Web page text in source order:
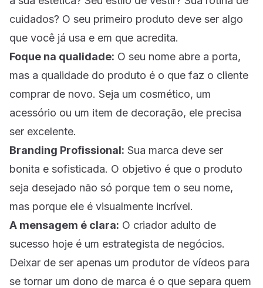
cuidados? O seu primeiro produto deve ser algo
que você já usa e em que acredita.
Foque na qualidade: O seu nome abre a porta,
mas a qualidade do produto é o que faz o cliente
comprar de novo. Seja um cosmético, um
acessório ou um item de decoração, ele precisa
ser excelente.
Branding Profissional: Sua marca deve ser
bonita e sofisticada. O objetivo é que o produto
seja desejado não só porque tem o seu nome,
mas porque ele é visualmente incrível.
A mensagem é clara: O criador adulto de
sucesso hoje é um estrategista de negócios.
Deixar de ser apenas um produtor de vídeos para
se tornar um dono de marca é o que separa quem